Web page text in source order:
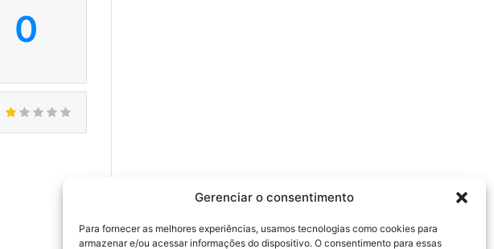
Gerenciar o consentimento
Para fornecer as melhores experiências, usamos tecnologias como cookies para
armazenar e/ou acessar informações do dispositivo. O consentimento para essas
0